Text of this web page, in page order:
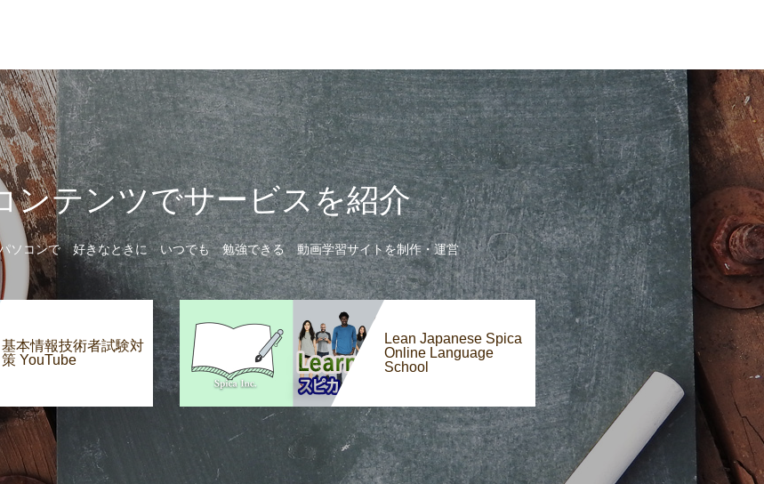
ンテンツでサービスを紹介
パソコンで 好きなときに いつでも 勉強できる 動画学習サイトを制作・運営
基本情報技術者試験対
策 YouTube
Lean Japanese Spica
Online Language
School